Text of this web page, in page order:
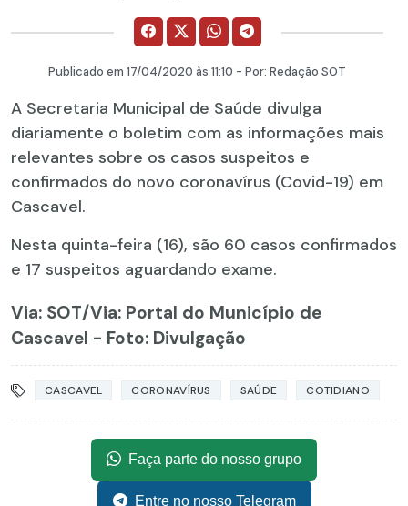
Publicado em 17/04/2020 às 11:10 - Por: Redação SOT
A Secretaria Municipal de Saúde divulga
diariamente o boletim com as informações mais
relevantes sobre os casos suspeitos e
confirmados do novo coronavírus (Covid-19) em
Cascavel.
Nesta quinta-feira (16), são 60 casos confirmados
e 17 suspeitos aguardando exame.
Via: SOT/Via: Portal do Município de
Cascavel - Foto: Divulgação
CASCAVEL CORONAVÍRUS SAÚDE COTIDIANO
Faça parte do nosso grupo
Entre no nosso Telegram